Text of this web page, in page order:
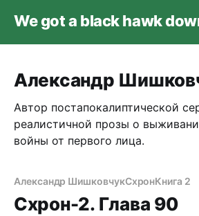
We got a black hawk
Александр
Автор постапокалиптической
реалистичной прозы о
войны от первого лица.
Александр ШишковчукСхронКнига 2
Схрон-2. Глава 90